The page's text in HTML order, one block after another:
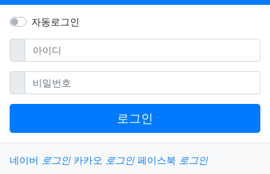
자동로그인
아이디필수
비밀번호필수
로그인
소셜계정으로 로그인
네이버 로그인 카카오 로그인 페이스북 로그인